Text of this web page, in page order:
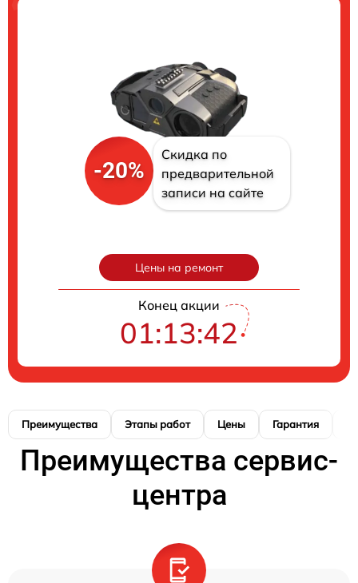
-20%
Скидка по
предварительной
записи на сайте
Цены на ремонт
Конец акции
01:13:41
Преимущества Этапы работ Цены Гарантия
Преимущества сервис-
центра